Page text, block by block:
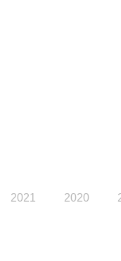
2021 2020